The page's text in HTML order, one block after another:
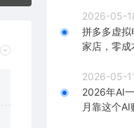
2026-05-
拼多多虚拟
家店，零成
2026-05-
2026年AI
月靠这个AI